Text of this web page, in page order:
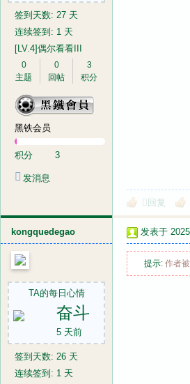
签到天数: 27 天
连续签到: 1 天
[LV.4]偶尔看看III
0
主题
0
回帖
3
积分
黑铁会员
积分 3
发消息
回复
kongquedegao
TA的每日心情
奋斗
5 天前
签到天数: 26 天
连续签到: 1 天
发表于
提示: 作者